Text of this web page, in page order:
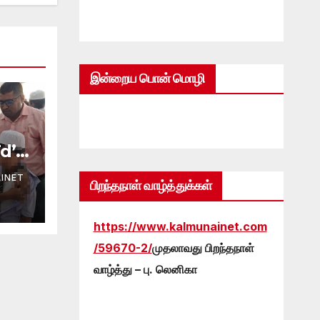
இன்றைய பொன் மொழி
பிறந்தநாள் வாழ்த்துக்கள்
https://www.kalmunainet.com
/59670-2/முதலாவது பிறந்தநாள்
வாழ்த்து – பு. லெனிகா